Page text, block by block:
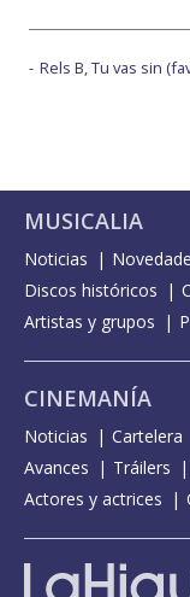
Rels B, Tu vas sin
MUSICALIA
Noticias
Discos históricos
Artistas y grupos
CINEMANÍA
Noticias Cartelera
Avances
Tráilers
Actores y actrices